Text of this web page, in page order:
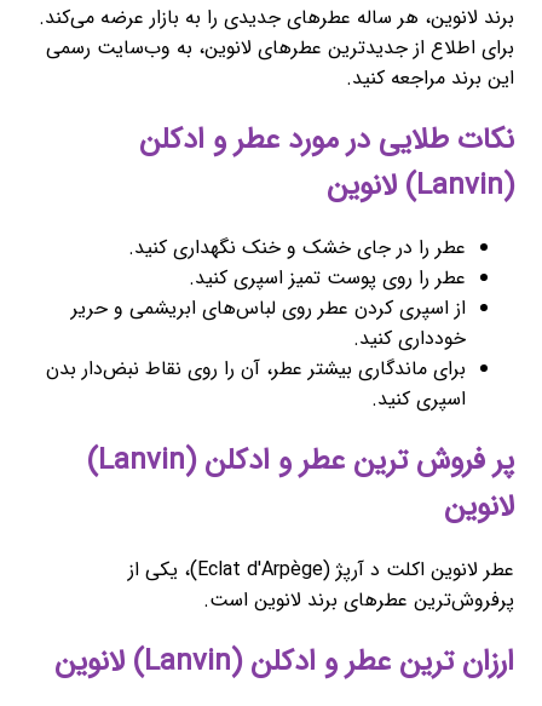
برند لانوین، هر ساله عطرهای جدیدی را به بازار عرضه می‌کند.
برای اطلاع از جدیدترین عطرهای لانوین، به وب‌سایت رسمی
این برند مراجعه کنید.
نکات طلایی در مورد عطر و ادکلن
(Lanvin) لانوین
عطر را در جای خشک و خنک نگهداری کنید.
عطر را روی پوست تمیز اسپری کنید.
از اسپری کردن عطر روی لباس‌های ابریشمی و حریر
خودداری کنید.
برای ماندگاری بیشتر عطر، آن را روی نقاط نبض‌دار بدن
اسپری کنید.
پر فروش ترین عطر و ادکلن (Lanvin)
لانوین
عطر لانوین اکلت د آرپژ (Eclat d'Arpège)، یکی از
پرفروش‌ترین عطرهای برند لانوین است.
ارزان ترین عطر و ادکلن (Lanvin) لانوین